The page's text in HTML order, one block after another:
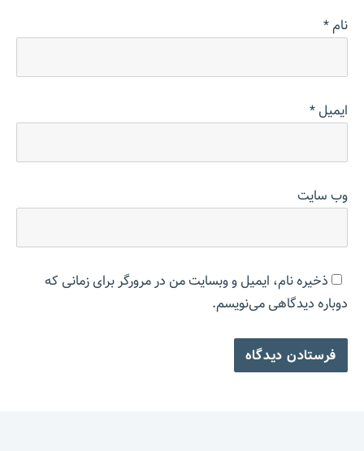
نام*
ایمیل*
وب‌ سایت
ذخیره نام، ایمیل و وبسایت من در مرورگر برای زمانی که
دوباره دیدگاهی می‌نویسم.